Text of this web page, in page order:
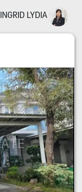
INGRID LYDIA